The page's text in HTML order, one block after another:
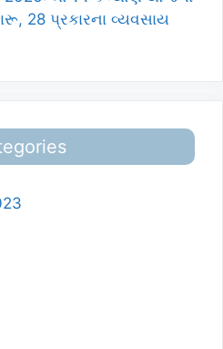
28 પ્રકારના વ્યવસાય